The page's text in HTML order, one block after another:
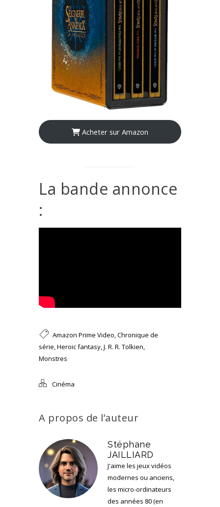
Acheter sur Amazon
La bande annonce
:
Amazon Prime Video,Chronique de
série,Heroic fantasy,J. R. R. Tolkien,
Monstres
Cinéma
A propos de l’auteur
Stéphane
JAILLIARD
J'aime les jeux vidéos
modernes ou anciens,
les micro-ordinateurs
des années 80 (en